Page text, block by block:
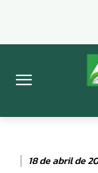
18 de abril de